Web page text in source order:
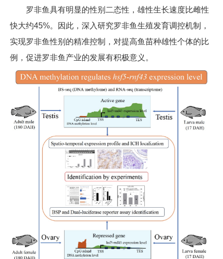
罗非鱼具有明显的性别二态性，雄性生长速度比雌性
快大约45%。因此，深入研究罗非鱼生殖发育调控机制，
实现罗非鱼性别的精准控制，对提高鱼苗种雄性个体的比
例，促进罗非鱼产业的发展有积极意义。